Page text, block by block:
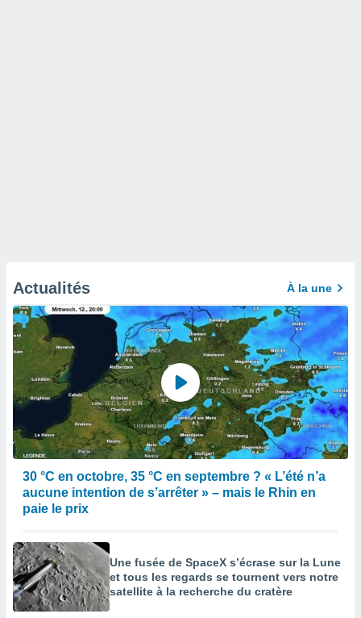
Actualités À la une
30 °C en octobre, 35 °C en septembre ? « L’été n’a
aucune intention de s’arrêter » – mais le Rhin en
paie le prix
Une fusée de SpaceX s’écrase sur la Lune
et tous les regards se tournent vers notre
satellite à la recherche du cratère